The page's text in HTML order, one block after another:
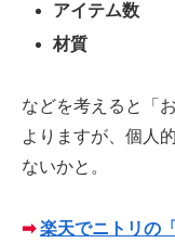
アイテム数
材質
などを考えると「
よりますが、個人
ないかと。
➡楽天でニトリの